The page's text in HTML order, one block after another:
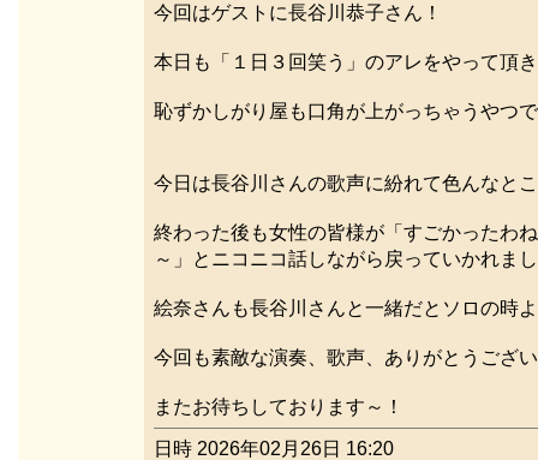
今回はゲストに長谷川恭子さん！
本日も「１日３回笑う」のアレをやって頂
恥ずかしがり屋も口角が上がっちゃうやつ
今日は長谷川さんの歌声に紛れて色んなと
終わった後も女性の皆様が「すごかったわ
～」とニコニコ話しながら戻っていかれま
絵奈さんも長谷川さんと一緒だとソロの時
今回も素敵な演奏、歌声、ありがとうござ
またお待ちしております～！
日時 2026年02月26日 16:20